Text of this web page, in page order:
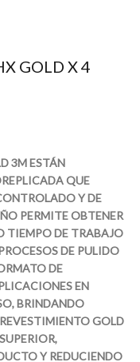
GOLD X 4
3M ESTÁN
QUE
Y DE
PERMITE OBTENER
TIEMPO DE TRABAJO
DE PULIDO
DE
EN
BRINDANDO
GOLD
Y REDUCIENDO